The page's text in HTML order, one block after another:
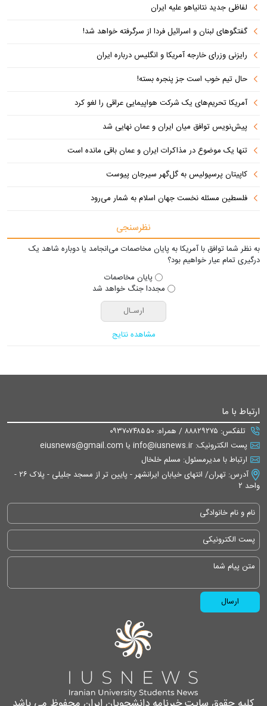
لفاظی جدید نتانیاهو علیه ایران
گفتگوهای لبنان و اسرائیل فردا از سرگرفته خواهد شد!
رایزنی وزرای خارجه آمریکا و انگلیس درباره ایران
حال تیم خوب است جز پنجره بسته!
آمریکا تحریم‌های یک شرکت هواپیمایی عراقی را لغو کرد
پیش‌نویس توافق میان ایران و عمان نهایی شد
تنها یک موضوع در مذاکرات ایران و عمان باقی مانده است
کاپیتان پرسپولیس به گل‌گهر سیرجان پیوست
فلسطین مسئله نخست جهان اسلام به شمار می‌رود
نظرسنجی
به نظر شما توافق با آمریکا به پایان مخاصمات می‌انجامد یا دوباره شاهد یک
درگیری تمام عیار خواهیم بود؟
پایان مخاصمات
مجددا جنگ خواهد شد
مشاهده نتایج
ارتباط با ما
تلفکس: ۸۸۸۲۹۲۷۵ / همراه: ۰۹۳۷۰۷۴۸۵۵۰
پست الکترونیک: info@iusnews.ir یا eiusnews@gmail.com
ارتباط با مدیرمسئول: مسلم خلخال
آدرس: تهران/ انتهای خیابان ایرانشهر - پایین تر از مسجد جلیلی - پلاک ۲۶ -
واحد ۲